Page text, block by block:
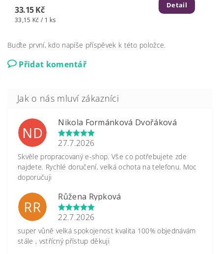
33.15 Kč
33,15 Kč / 1 ks
Detail
Buďte první, kdo napíše příspěvek k této položce.
Přidat komentář
ND
Nikola Formánková Dvořáková
27.7.2026
Skvěle propracovaný e-shop. Vše co potřebujete zde
najdete. Rychlé doručení, velká ochota na telefonu. Moc
doporučuji
RR
Růžena Rypková
22.7.2026
super vůně velká spokojenost kvalita 100% objednávám
stále , vstřícný přístup děkuji